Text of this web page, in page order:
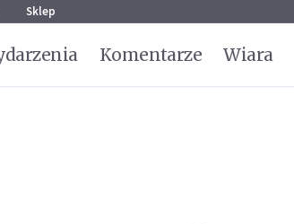
Sklep
Komentarze Wiara